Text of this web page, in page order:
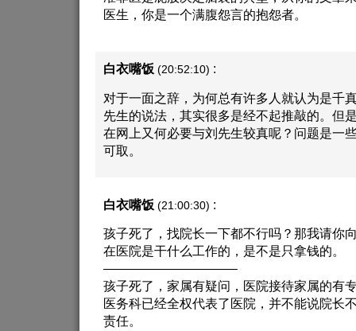
医生，你是一个满腹怨言的抱怨者。
白衣嘴饭 (20:52:10) :
对于一面之辞，为何总有许多人就认为是千
先生的说法，其实很多是经不起推敲的。但
在网上又何必要与刘先生较真呢？问题是一
可取。
白衣嘴饭 (21:00:30) :
孩子死了，找院长一下都不行吗？那我请你
在医院是干什么工作的，是不是只拿钱的。
——————————–
孩子死了，家属有疑问，医院接待家属的有
医务科已经全权代表了医院，并不能说院长
责任。